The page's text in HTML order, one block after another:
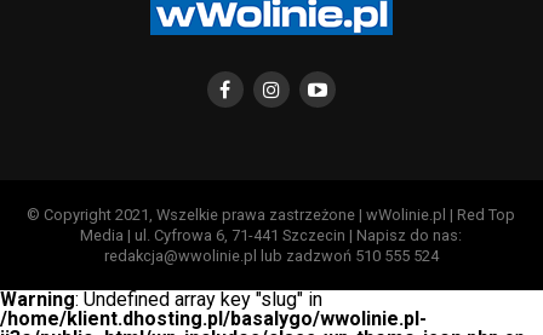
© Copyright 2021, Wszelkie prawa zastrzeżone | wWolinie.pl | Red Top
Media | ul. Cyfrowa 6, 71-441 Szczecin | Napisz do nas:
redakcja@wwolinie.pl lub zadzwoń 510 555 524
Warning: Undefined array key "slug" in
/home/klient.dhosting.pl/basalygo/wwolinie.pl-